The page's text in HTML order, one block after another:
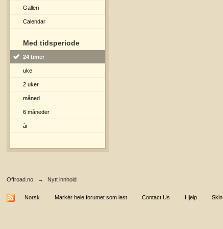
Galleri
Calendar
Med tidsperiode
24 timer
uke
2 uker
måned
6 måneder
år
Offroad.no → Nytt innhold
Norsk Markér hele forumet som lest Contact Us Hjelp